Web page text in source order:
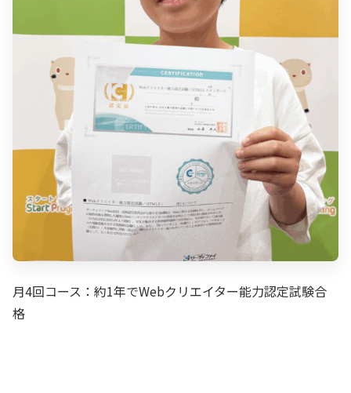
月4回コース：約1年でWebクリエイター能力認定試験合
格